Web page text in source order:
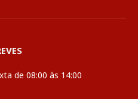
de 08:00 às 14:00